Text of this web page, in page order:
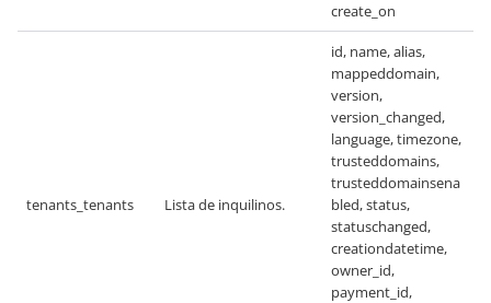
create_on
tenants_tenants Lista de inquilinos.
id, name, alias,
mappeddomain,
version,
version_changed,
language, timezone,
trusteddomains,
trusteddomainsena
bled, status,
statuschanged,
creationdatetime,
owner_id,
payment_id,